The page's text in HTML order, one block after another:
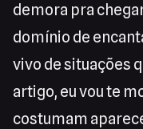
demora pra
domínio de
vivo de situações
artigo, eu vou te
costumam